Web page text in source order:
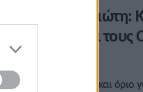
Ντρισμπιώτη:
και όριο για
πανελλήνιο ρεκόρ και όριο